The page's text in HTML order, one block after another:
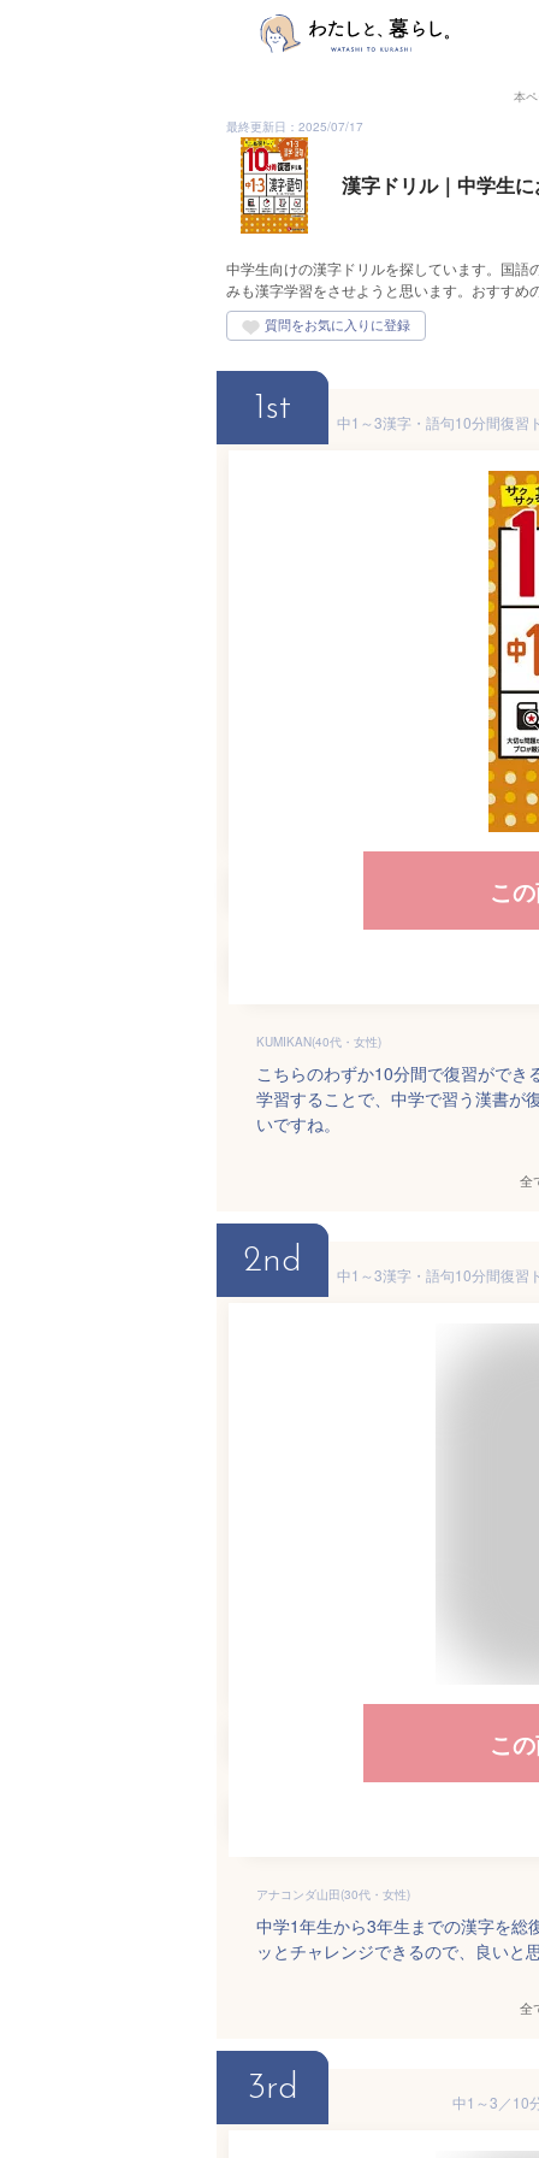
本
最終更新日：2025/07/17
漢字ドリル｜中学生
中学生向けの漢字ドリルを探しています。国
みも漢字学習をさせようと思います。おすす
1st
こ
KUMIKAN(40代・女性)
こちらのわずか10分間で復習がで
学習することで、中学で習う漢書が
いですね。
全
2nd
こ
アナコンダ山田(30代・女性)
中学1年生から3年生までの漢字を総
ッとチャレンジできるので、良いと
全
3rd 中1～3／10